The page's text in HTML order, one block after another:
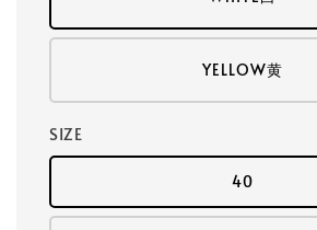
YELLOW黄
SIZE
40